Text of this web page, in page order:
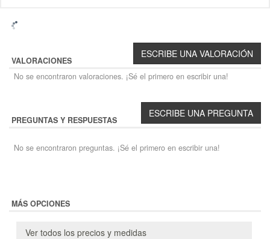
VALORACIONES
No se encontraron valoraciones. ¡Sé el primero en escribir una!
PREGUNTAS Y RESPUESTAS
No se encontraron preguntas. ¡Sé el primero en escribir una!
MÁS OPCIONES
Ver todos los precios y medidas